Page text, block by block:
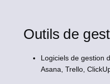
Outils de
Logiciels de gestion
Asana, Trello,